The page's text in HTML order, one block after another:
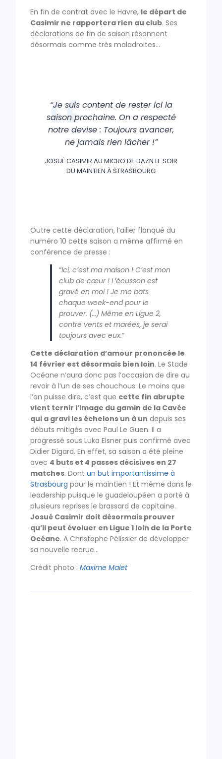
En fin de contrat avec le Havre, le départ de
Casimir ne rapportera rien au club. Ses
déclarations de fin de saison résonnent
désormais comme très maladroites…
“Je suis content de rester ici la
saison prochaine. On a respecté
notre devise : Toujours avancer,
ne jamais rien lâcher !”
JOSUÉ CASIMIR AU MICRO DE DAZN LE SOIR
DU MAINTIEN À STRASBOURG
Outre cette déclaration, l’ailier flanqué du
numéro 10 cette saison a même affirmé en
conférence de presse :
“Ici, c’est ma maison ! C’est mon
club de cœur ! L’écusson est
gravé en moi ! Je me bats
chaque week-end pour le
prouver. (…) Même en Ligue 2,
contre vents et marées, je serai
toujours avec eux.“
Cette déclaration d’amour prononcée le
14 février est désormais bien loin. Le Stade
Océane n’aura donc pas l’occasion de dire au
revoir à l’un de ses chouchous. Le moins que
l’on puisse dire, c’est que cette fin abrupte
vient ternir l’image du gamin de la Cavée
qui a gravi les échelons un à un depuis ses
débuts mitigés avec Paul Le Guen. Il a
progressé sous Luka Elsner puis confirmé avec
Didier Digard. En effet, sa saison a été pleine
avec 4 buts et 4 passes décisives en 27
matches. Dont un but importantissime à
Strasbourg pour le maintien ! Et même dans le
leadership puisque le guadeloupéen a porté à
plusieurs reprises le brassard de capitaine.
Josué Casimir doit désormais prouver
qu’il peut évoluer en Ligue 1 loin de la Porte
Océane. A Christophe Pélissier de développer
sa nouvelle recrue…
Crédit photo : Maxime Malet